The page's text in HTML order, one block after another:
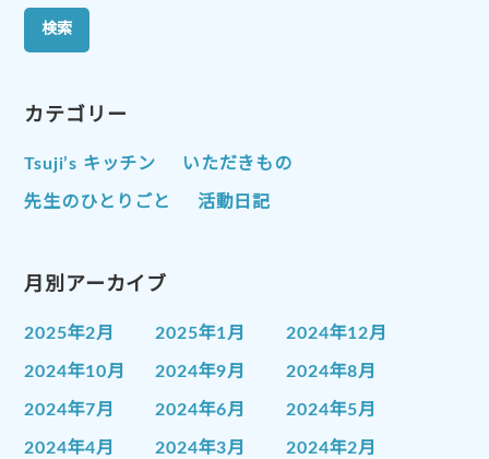
カテゴリー
Tsuji’s キッチン いただきもの
先生のひとりごと 活動日記
月別アーカイブ
2025年2月 2025年1月 2024年12月
2024年10月 2024年9月 2024年8月
2024年7月 2024年6月 2024年5月
2024年4月 2024年3月 2024年2月